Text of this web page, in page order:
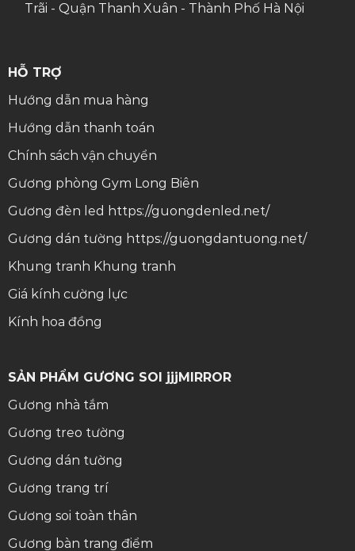
Trãi - Quận Thanh Xuân - Thành Phố Hà Nội
HỖ TRỢ
Hướng dẫn mua hàng
Hướng dẫn thanh toán
Chính sách vận chuyển
Gương phòng Gym Long Biên
Gương đèn led https://guongdenled.net/
Gương dán tường https://guongdantuong.net/
Khung tranh Khung tranh
Giá kính cường lực
Kính hoa đồng
SẢN PHẨM GƯƠNG SOI jjjMIRROR
Gương nhà tắm
Gương treo tường
Gương dán tường
Gương trang trí
Gương soi toàn thân
Gương bàn trang điểm